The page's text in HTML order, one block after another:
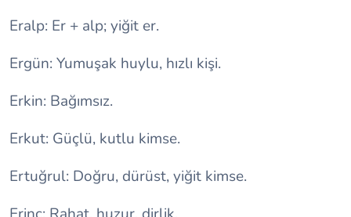
Eralp: Er + alp; yiğit er.
Ergün: Yumuşak huylu, hızlı kişi.
Erkin: Bağımsız.
Erkut: Güçlü, kutlu kimse.
Ertuğrul: Doğru, dürüst, yiğit kimse.